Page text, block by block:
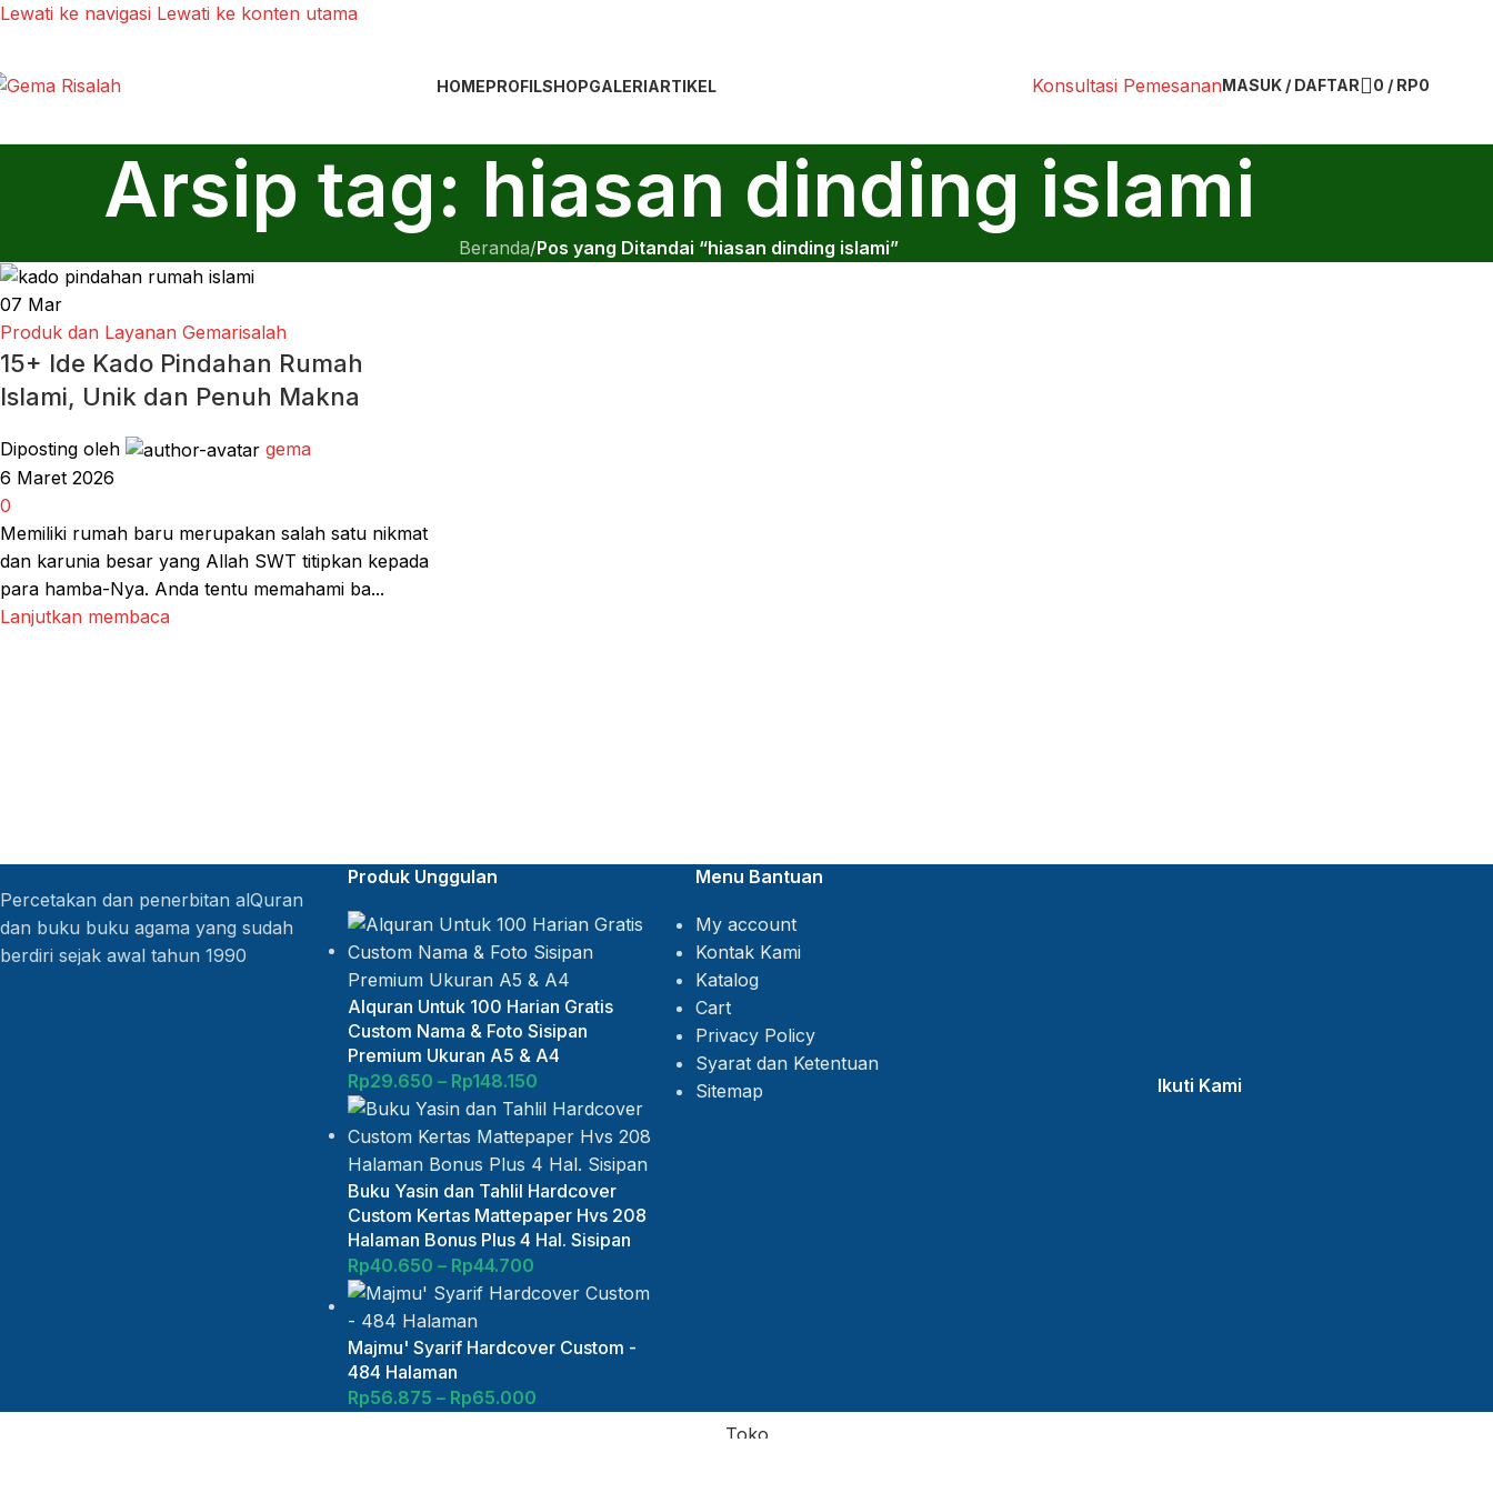
Lewati ke navigasi Lewati ke konten utama
HOMEPROFILSHOPGALERIARTIKEL Konsultasi PemesananMASUK / DAFTAR 0 / RP0
Arsip tag: hiasan dinding islami
Beranda/Pos yang Ditandai “hiasan dinding islami”
07 Mar
Produk dan Layanan Gemarisalah
15+ Ide Kado Pindahan Rumah
Islami, Unik dan Penuh Makna
Diposting oleh
gema
6 Maret 2026
0
Memiliki rumah baru merupakan salah satu nikmat
dan karunia besar yang Allah SWT titipkan kepada
para hamba-Nya. Anda tentu memahami ba...
Lanjutkan membaca
Percetakan dan penerbitan alQuran
dan buku buku agama yang sudah
berdiri sejak awal tahun 1990
Produk Unggulan
Alquran Untuk 100 Harian Gratis
Custom Nama & Foto Sisipan
Premium Ukuran A5 & A4
Rp29.650 – Rp148.150
Buku Yasin dan Tahlil Hardcover
Custom Kertas Mattepaper Hvs 208
Halaman Bonus Plus 4 Hal. Sisipan
Rp40.650 – Rp44.700
Majmu' Syarif Hardcover Custom -
484 Halaman
Rp56.875 – Rp65.000
Menu Bantuan
My account
Kontak Kami
Katalog
Cart
Privacy Policy
Syarat dan Ketentuan
Sitemap
Ikuti Kami
Toko